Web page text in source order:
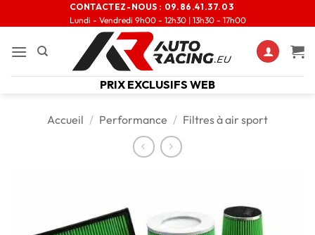
CONTACTEZ-NOUS : 09.86.41.37.03
Lundi - Vendredi 9h00 - 12h30 | 13h30 - 17h00
PRIX EXCLUSIFS WEB
Accueil / Performance / Filtres à air sport